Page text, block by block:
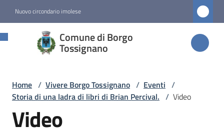
Nuovo circondario imolese
Comune di Borgo
Tossignano
Comune di
Borgo
Home / Vivere Borgo Tossignano / Eventi /
Storia di una ladra di libri di Brian Percival. / Video
Video